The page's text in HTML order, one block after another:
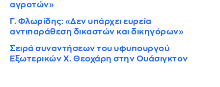
αγροτών»
Γ. Φλωρίδης: «Δεν υπάρχει ευρεία
αντιπαράθεση δικαστών και δικηγόρων»
Σειρά συναντήσεων του υφυπουργού
Εξωτερικών Χ. Θεοχάρη στην Ουάσιγκτον